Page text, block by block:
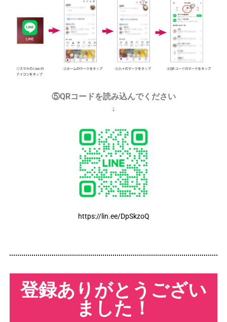
⑤QRコードを読み込んでください
↓
https://lin.ee/DpSkzoQ
登録ありがとうござい
ました！